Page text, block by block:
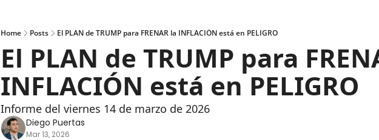
Home Posts El PLAN de TRUMP para FRENAR la INFLACIÓN está en PELIGRO
El PLAN de TRUMP para
INFLACIÓN está en PELIGRO
Informe del viernes 14 de marzo de 2026
Diego Puertas
Mar 13, 2026